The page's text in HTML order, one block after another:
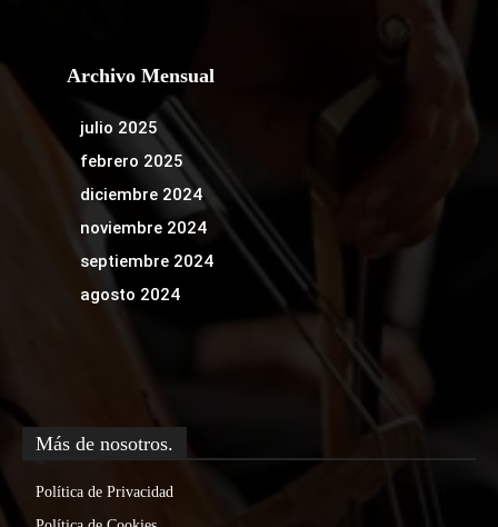
Archivo Mensual
julio 2025
febrero 2025
diciembre 2024
noviembre 2024
septiembre 2024
agosto 2024
Más de nosotros.
Política de Privacidad